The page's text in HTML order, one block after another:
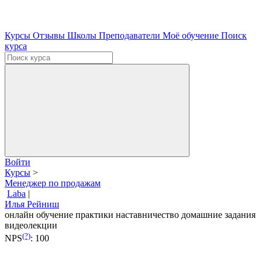
Курсы Отзывы Школы Преподаватели Моё обучение Поиск
курса
Войти
Курсы >
Менеджер по продажам
Laba |
Илья Рейниш
онлайн обучение практики наставничество домашние задания
видеолекции
NPS(?): 100